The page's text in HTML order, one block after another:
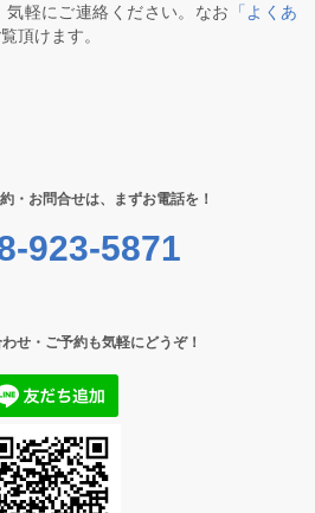
軽にご連絡ください。なお
「よくあ
頂けます。
・お問合せは、まずお電話を！
923-5871
せ・ご予約も気軽にどうぞ！